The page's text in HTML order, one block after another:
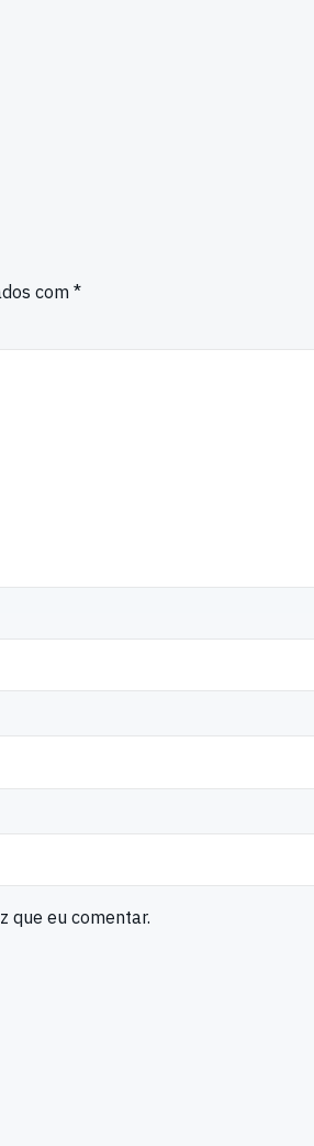
com *
que eu comentar.